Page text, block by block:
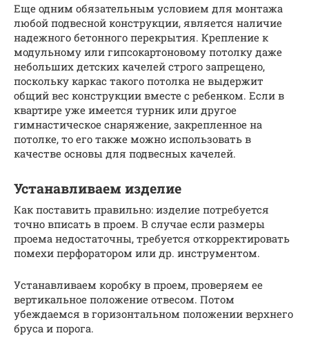
Еще одним обязательным условием для монтажа
любой подвесной конструкции, является наличие
надежного бетонного перекрытия. Крепление к
модульному или гипсокартоновому потолку даже
небольших детских качелей строго запрещено,
поскольку каркас такого потолка не выдержит
общий вес конструкции вместе с ребенком. Если в
квартире уже имеется турник или другое
гимнастическое снаряжение, закрепленное на
потолке, то его также можно использовать в
качестве основы для подвесных качелей.
Устанавливаем изделие
Как поставить правильно: изделие потребуется
точно вписать в проем. В случае если размеры
проема недостаточны, требуется откорректировать
помехи перфоратором или др. инструментом.
Устанавливаем коробку в проем, проверяем ее
вертикальное положение отвесом. Потом
убеждаемся в горизонтальном положении верхнего
бруса и порога.